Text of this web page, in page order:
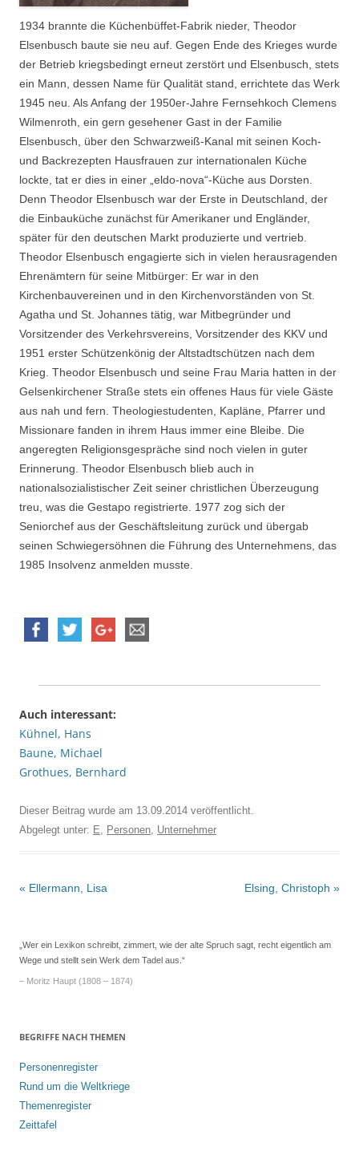
1934 brannte die Küchenbüffet-Fabrik nieder, Theodor
Elsenbusch baute sie neu auf. Gegen Ende des Krieges wurde
der Betrieb kriegsbedingt erneut zerstört und Elsenbusch, stets
ein Mann, dessen Name für Qualität stand, errichtete das Werk
1945 neu. Als Anfang der 1950er-Jahre Fernsehkoch Clemens
Wilmenroth, ein gern gesehener Gast in der Familie
Elsenbusch, über den Schwarzweiß-Kanal mit seinen Koch-
und Backrezepten Hausfrauen zur internationalen Küche
lockte, tat er dies in einer „eldo-nova“-Küche aus Dorsten.
Denn Theodor Elsenbusch war der Erste in Deutschland, der
die Einbauküche zunächst für Amerikaner und Engländer,
später für den deutschen Markt produzierte und vertrieb.
Theodor Elsenbusch engagierte sich in vielen herausragenden
Ehrenämtern für seine Mitbürger: Er war in den
Kirchenbauvereinen und in den Kirchenvorständen von St.
Agatha und St. Johannes tätig, war Mitbegründer und
Vorsitzender des Verkehrsvereins, Vorsitzender des KKV und
1951 erster Schützenkönig der Altstadtschützen nach dem
Krieg. Theodor Elsenbusch und seine Frau Maria hatten in der
Gelsenkirchener Straße stets ein offenes Haus für viele Gäste
aus nah und fern. Theologiestudenten, Kapläne, Pfarrer und
Missionare fanden in ihrem Haus immer eine Bleibe. Die
angeregten Religionsgespräche sind noch vielen in guter
Erinnerung. Theodor Elsenbusch blieb auch in
nationalsozialistischer Zeit seiner christlichen Überzeugung
treu, was die Gestapo registrierte. 1977 zog sich der
Seniorchef aus der Geschäftsleitung zurück und übergab
seinen Schwiegersöhnen die Führung des Unternehmens, das
1985 Insolvenz anmelden musste.
Auch interessant:
Kühnel, Hans
Baune, Michael
Grothues, Bernhard
Dieser Beitrag wurde am 13.09.2014 veröffentlicht.
Abgelegt unter: E Personen Unternehmer
Beitrags-
« Ellermann, Lisa Elsing, Christoph »
„Wer ein Lexikon schreibt, zimmert, wie der alte Spruch sagt, recht eigentlich am
Wege und stellt sein Werk dem Tadel aus.“
– Moritz Haupt (1808 – 1874)
BEGRIFFE NACH THEMEN
Personenregister
Rund um die Weltkriege
Themenregister
Zeittafel